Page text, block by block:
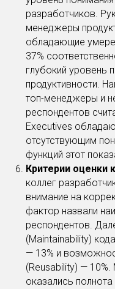
разработчиков.
менеджеры
обладающие
37%
глубокий уровень
продуктивности.
топ-менеджеры и
респондентов
Executives
отсутствующим
функций этот
Критерии оценки
коллег
внимание на
фактор назвали
респондентов.
(Maintainability)
— 13% и
(Reusability) —
оказались